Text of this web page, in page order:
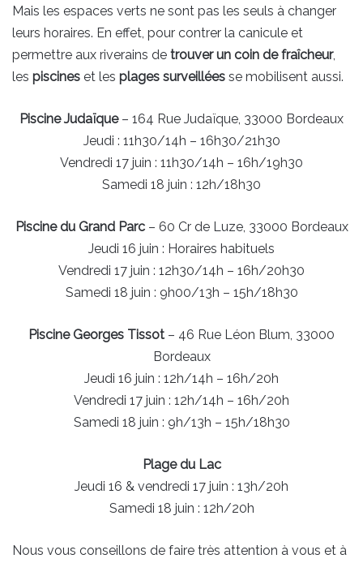
Mais les espaces verts ne sont pas les seuls à changer
leurs horaires. En effet, pour contrer la canicule et
permettre aux riverains de trouver un coin de fraîcheur,
les piscines et les plages surveillées se mobilisent aussi.
Piscine Judaïque– 164 Rue Judaïque, 33000 Bordeaux
Jeudi : 11h30/14h – 16h30/21h30
Vendredi 17 juin : 11h30/14h – 16h/19h30
Samedi 18 juin : 12h/18h30
Piscine du Grand Parc– 60 Cr de Luze, 33000 Bordeaux
Jeudi 16 juin : Horaires habituels
Vendredi 17 juin : 12h30/14h – 16h/20h30
Samedi 18 juin : 9h00/13h – 15h/18h30
Piscine Georges Tissot – 46 Rue Léon Blum, 33000
Bordeaux
Jeudi 16 juin : 12h/14h – 16h/20h
Vendredi 17 juin : 12h/14h – 16h/20h
Samedi 18 juin : 9h/13h – 15h/18h30
Plage du Lac
Jeudi 16 & vendredi 17 juin : 13h/20h
Samedi 18 juin : 12h/20h
Nous vous conseillons de faire très attention à vous et à